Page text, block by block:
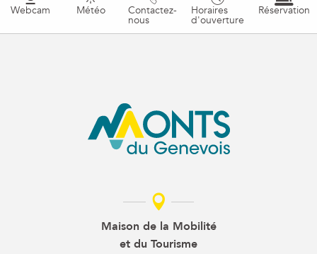
Webcam Météo Contactez-
nous
Horaires
d'ouverture
Réservation
Maison de la Mobilité
et du Tourisme